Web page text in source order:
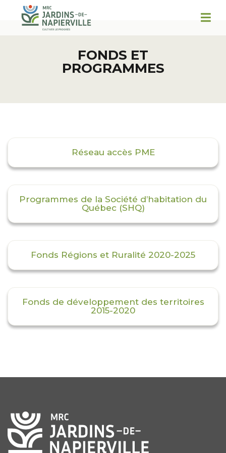
FONDS ET
PROGRAMMES
Réseau accès PME
Programmes de la Société d’habitation du
Québec (SHQ)
Fonds Régions et Ruralité 2020-2025
Fonds de développement des territoires
2015-2020